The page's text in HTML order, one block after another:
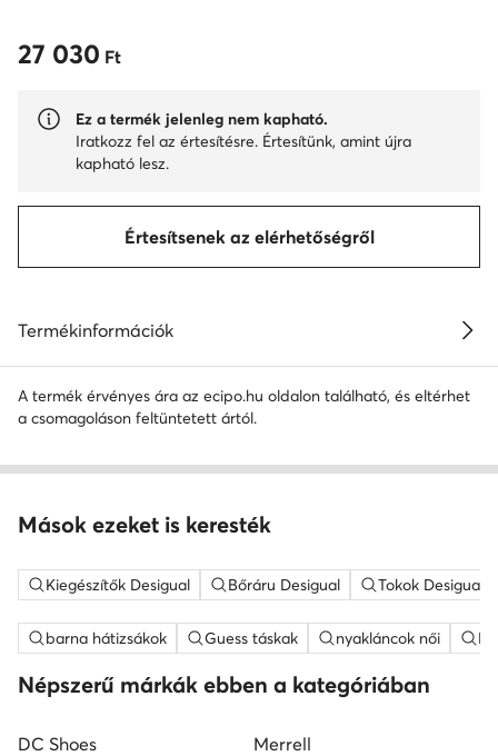
27 030 Ft
27 030 Ft
Ez a termék jelenleg nem kapható.
Iratkozz fel az értesítésre. Értesítünk, amint újra
kapható lesz.
Értesítsenek az elérhetőségről
Termékinformációk
A termék érvényes ára az ecipo.hu oldalon található, és eltérhet
a csomagoláson feltüntetett ártól.
Mások ezeket is keresték
Kiegészítők Desigual Bőráru Desigual Tokok Desigual
barna hátizsákok Guess táskak nyakláncok női
Népszerű márkák ebben a kategóriában
DC Shoes Merrell